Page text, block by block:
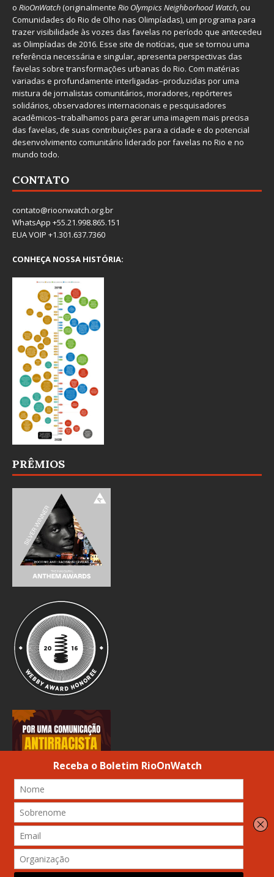
o RioOnWatch(originalmente Rio Olympics Neighborhood Watch, ou
Comunidades do Rio de Olho nas Olimpíadas), um programa para
trazer visibilidade às vozes das favelas no período que antecedeu
as Olimpíadas de 2016. Esse site de notícias, que se tornou uma
referência necessária e singular, apresenta perspectivas das
favelas sobre transformações urbanas do Rio. Com matérias
variadas e profundamente interligadas–produzidas por uma
mistura de jornalistas comunitários, moradores, repórteres
solidários, observadores internacionais e pesquisadores
acadêmicos–trabalhamos para gerar uma imagem mais precisa
das favelas, de suas contribuições para a cidade e do potencial
desenvolvimento comunitário liderado por favelas no Rio e no
mundo todo.
CONTATO
contato@rioonwatch.org.br
WhatsApp +55.21.998.865.151
EUA VOIP +1.301.637.7360
CONHEÇA NOSSA HISTÓRIA:
PRÊMIOS